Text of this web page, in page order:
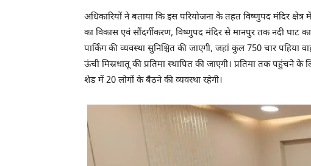
अधिकारियों ने बताया कि इस परियोजना के तहत विष्णुपद मंदिर
का विकास एवं सौंदर्गीकरण, विष्णुपद मंदिर से मानपुर तक नदी घाट
पार्किंग की व्यवस्था सुनिश्चित की जाएगी, जहां कुल 750 चार
ऊंची मिस्रधातू की प्रतिमा स्थापित की जाएगी। प्रतिमा तक पहुंचने
शेड में 20 लोगों के बैठने की व्यवस्था रहेगी।